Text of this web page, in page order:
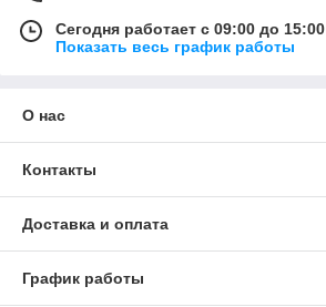
Сегодня работает с 09:00 до 15:00
Показать весь график работы
О нас
Контакты
Доставка и оплата
График работы